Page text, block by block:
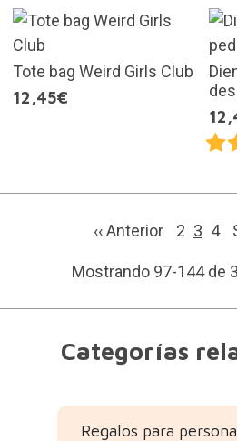
Tote bag Weird Girls Club
12,45€
‹‹ Anterior 2 3 4
Mostrando 97-144 de
Categorías
Regalos para